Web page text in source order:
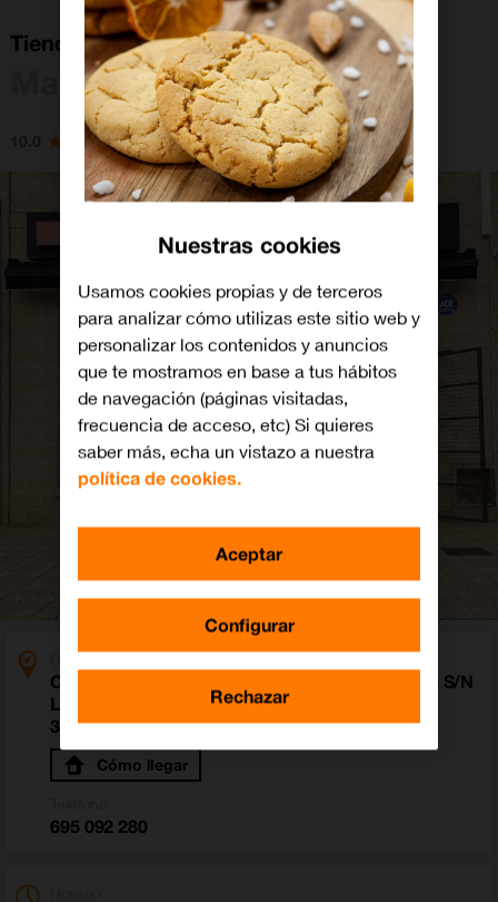
Tienda Orange Puerto De Mazarrón
Mazarrón
Centro Comercial La Piramide Av Doctor Meca S/N
Local 10
30860 Mazarrón (Murcia)
Cómo llegar
695 092 280
Nuestras cookies
Usamos cookies propias y de terceros
para analizar cómo utilizas este sitio web y
personalizar los contenidos y anuncios
que te mostramos en base a tus hábitos
de navegación (páginas visitadas,
frecuencia de acceso, etc) Si quieres
saber más, echa un vistazo a nuestra
política de cookies.
Configurar
Rechazar
Aceptar